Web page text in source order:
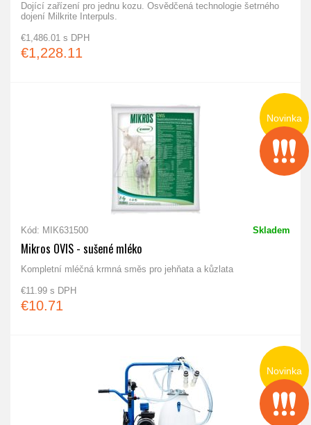
Dojící zařízení pro jednu kozu. Osvědčená technologie šetrného
dojení Milkrite Interpuls.
€1,486.01 s DPH
€1,228.11
Kód: MIK631500 Skladem
Mikros OVIS - sušené mléko
Kompletní mléčná krmná směs pro jehňata a kůzlata
€11.99 s DPH
€10.71
Novinka
Novinka